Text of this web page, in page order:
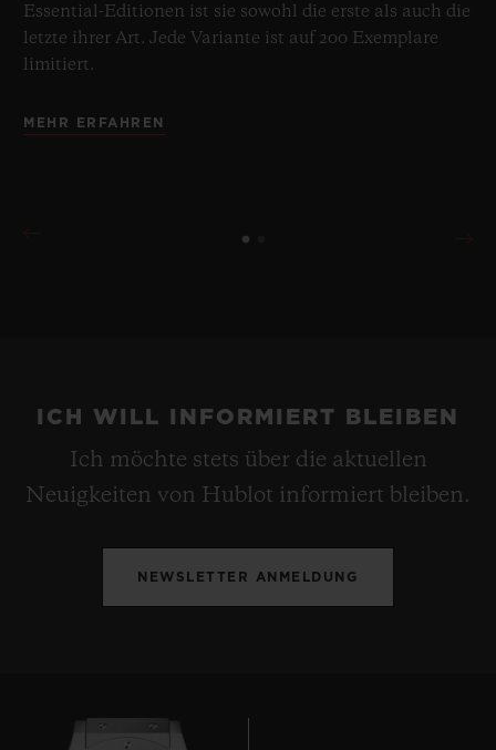
Essential-Editionen ist sie sowohl die erste als auch die
letzte ihrer Art. Jede Variante ist auf 200 Exemplare
limitiert.
MEHR ERFAHREN
ICH WILL INFORMIERT BLEIBEN
Ich möchte stets über die aktuellen
Neuigkeiten von Hublot informiert bleiben.
NEWSLETTER ANMELDUNG